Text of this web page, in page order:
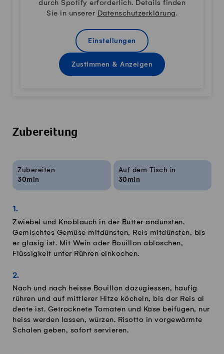
durch Spotify erforderlich. Details finden
Sie in unserer Datenschutzerklärung.
Einstellungen
Zustimmen & Anzeigen
Zubereitung
Rezeptinfos
Zubereiten
30min
Auf dem Tisch in
30min
Zwiebel und Knoblauch in der Butter andünsten.
Gemischtes Gemüse mitdünsten, Reis mitdünsten, bis
er glasig ist. Mit Wein oder Bouillon ablöschen,
Flüssigkeit unter Rühren einkochen.
Nach und nach heisse Bouillon dazugiessen, häufig
rühren und auf mittlerer Hitze köcheln, bis der Reis al
dente ist. Getrocknete Tomaten und Käse beifügen, nur
heiss werden lassen, würzen. Risotto in vorgewärmte
Schalen geben, sofort servieren.